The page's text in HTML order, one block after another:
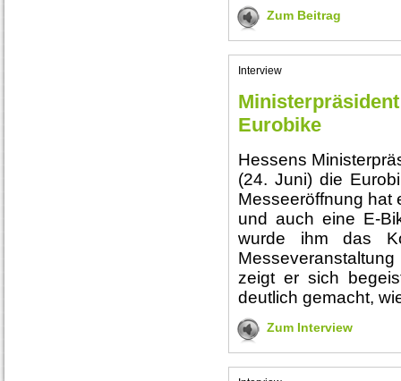
Zum Beitrag
Interview
Eurobike
Hessens
(24. Juni) die
Messeeröffnung hat
und auch eine E-
wurde ihm das
zeigt er sich
deutlich gemacht,
Zum Interview